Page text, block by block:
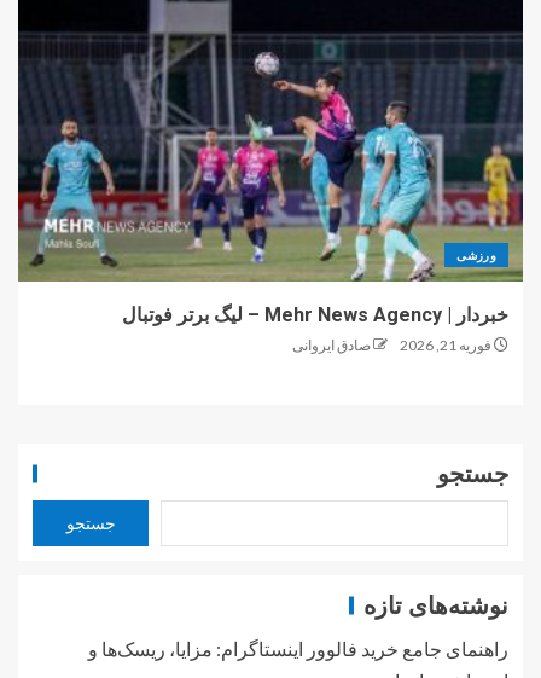
ورزشی
خبردار | Mehr News Agency – لیگ برتر فوتبال
فوریه 21, 2026 صادق ایروانی
جستجو
جستجو
نوشته‌های تازه
راهنمای جامع خرید فالوور اینستاگرام: مزایا، ریسک‌ها و